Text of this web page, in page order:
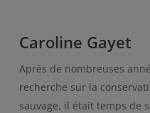
Caroline Gayet
Après de nombreuses
recherche sur la
sauvage, il était temps de